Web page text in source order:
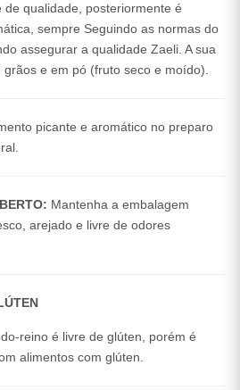
qualidade, posteriormente é
sempre Seguindo as normas do
assegurar a qualidade Zaeli. A sua
e em pó (fruto seco e moído).
picante e aromático no preparo
Mantenha a embalagem
arejado e livre de odores
reino é livre de glúten, porém é
alimentos com glúten.